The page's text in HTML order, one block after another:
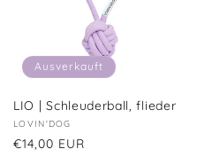
Ausverkauft
LIO | Schleuderball, flieder
Anbieter:
LOVIN'DOG
Normaler
€14,00 EUR